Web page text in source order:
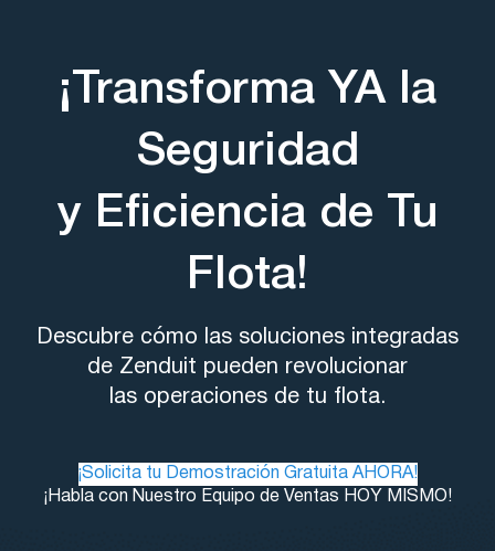
¡Transforma YA la
Seguridad
y Eficiencia de Tu
Flota!
Descubre cómo las soluciones integradas
de Zenduit pueden revolucionar
las operaciones de tu flota.
¡Solicita tu Demostración Gratuita AHORA!
¡Habla con Nuestro Equipo de Ventas HOY MISMO!